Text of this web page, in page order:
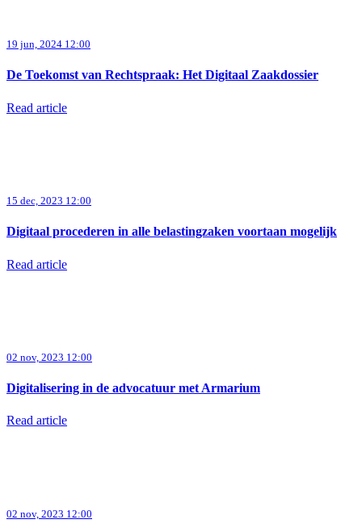
19 jun, 2024 12:00
De Toekomst van Rechtspraak: Het Digitaal Zaakdossier
Read article
15 dec, 2023 12:00
Digitaal procederen in alle belastingzaken voortaan mogelijk
Read article
02 nov, 2023 12:00
Digitalisering in de advocatuur met Armarium
Read article
02 nov, 2023 12:00